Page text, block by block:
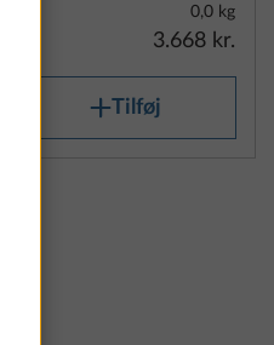
0,0 kg
3.668 kr.
Tilføj